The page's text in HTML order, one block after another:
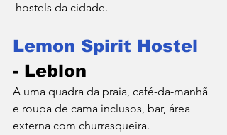
hostels da cidade.
Lemon Spirit Hostel
- Leblon
A uma quadra da praia, café-da-manhã
e roupa de cama inclusos, bar, área
externa com churrasqueira.